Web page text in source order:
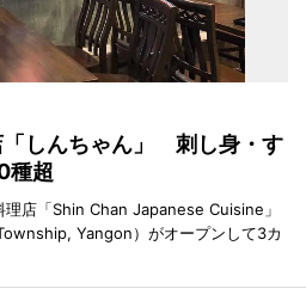
「しんちゃん」 刺し身・す
種超
店「Shin Chan Japanese Cuisine」
Yangon）がオープンして3カ